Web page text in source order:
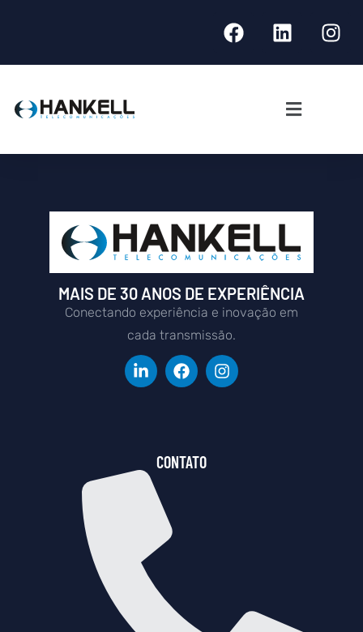
MAIS DE 30 ANOS DE EXPERIÊNCIA
Conectando experiência e inovação em
cada transmissão.
CONTATO